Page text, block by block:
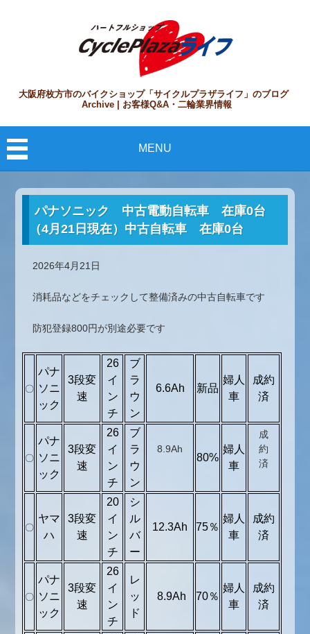
大阪府枚方市のバイクショップ「サイクルプラザライフ」のブログ
Archive | お客様Q&A・二輪業界情報
MENU
パナソニック 中古電動自転車 在庫0台
（4月21日現在）中古自転車 在庫0台
2026年4月21日
消耗品などをチェックして整備済みの中古自転車です
防犯登録800円が別途必要です
〇
パナ
ソニ
ック
3段変
速
26
イ
ン
チ
ブ
ラ
ウ
ン
6.6Ah 新品
婦人
車
成約
済
〇
パナ
ソニ
ック
3段変
速
26
イ
ン
チ
ブ
ラ
ウ
ン
8.9Ah
80%
婦人
車
成
約
済
〇
ヤマ
ハ
3段変
速
20
イ
ン
チ
シ
ル
バ
ー
12.3Ah 75％
婦人
車
成約
済
〇
パナ
ソニ
ック
3段変
速
26
イ
ン
チ
レ
ッ
ド
8.9Ah 70％
婦人
車
成約
済